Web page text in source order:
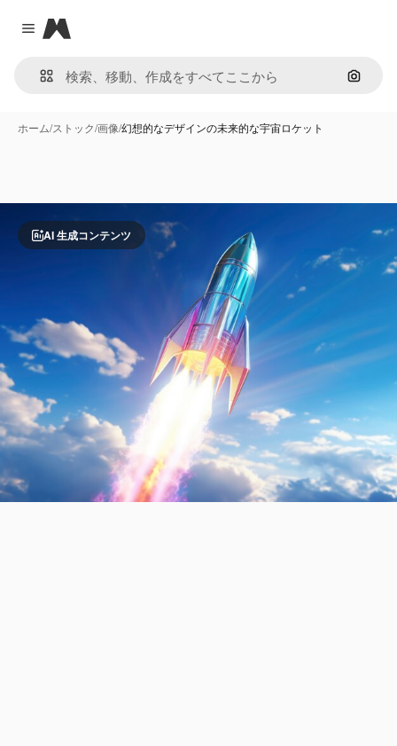
Close menu
Magnific
画像で
ホーム/ストック/画像/幻想的なデザインの未来的な宇宙ロケット
AI 生成コンテンツ